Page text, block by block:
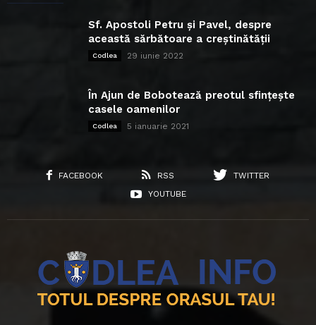
Sf. Apostoli Petru și Pavel, despre
această sărbătoare a creștinătății
Codlea 29 iunie 2022
În Ajun de Bobotează preotul sfințește
casele oamenilor
Codlea 5 ianuarie 2021
FACEBOOK RSS
TWITTER
YOUTUBE